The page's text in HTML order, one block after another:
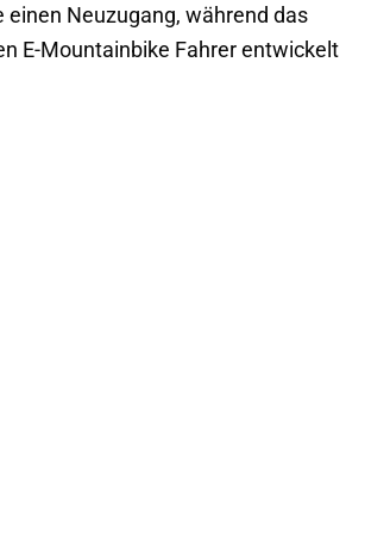
einen Neuzugang, während das
E-Mountainbike Fahrer entwickelt